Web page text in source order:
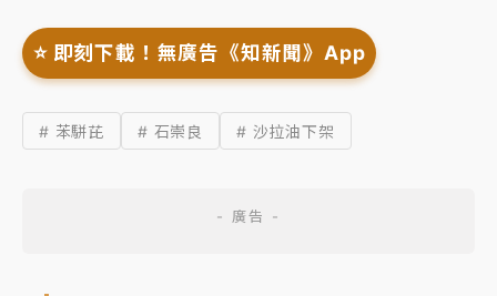
⭐️ 即刻下載！無廣告《知新聞》App
# 苯駢芘 # 石崇良 # 沙拉油下架